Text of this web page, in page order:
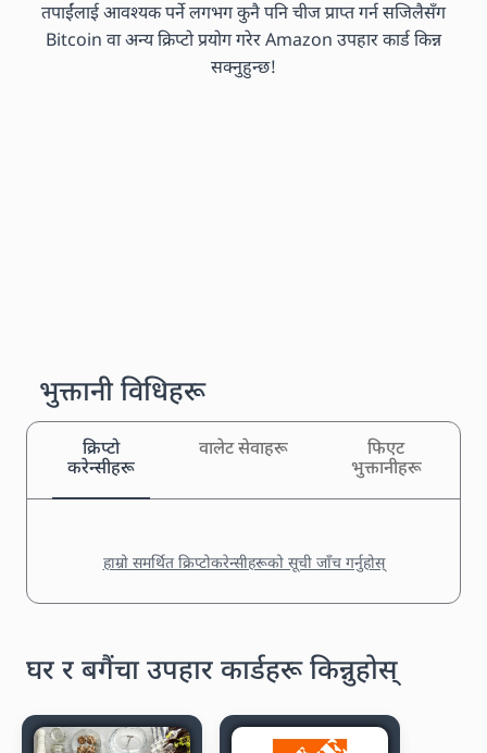
तपाईंलाई आवश्यक पर्ने लगभग कुनै पनि चीज प्राप्त गर्न सजिलैसँग
Bitcoin वा अन्य क्रिप्टो प्रयोग गरेर Amazon उपहार कार्ड किन्न
सक्नुहुन्छ!
भुक्तानी विधिहरू
क्रिप्टो
करेन्सीहरू
वालेट सेवाहरू
फिएट
भुक्तानीहरू
हाम्रो समर्थित क्रिप्टोकरेन्सीहरूको सूची जाँच गर्नुहोस्
घर र बगैंचा उपहार कार्डहरू किन्नुहोस्